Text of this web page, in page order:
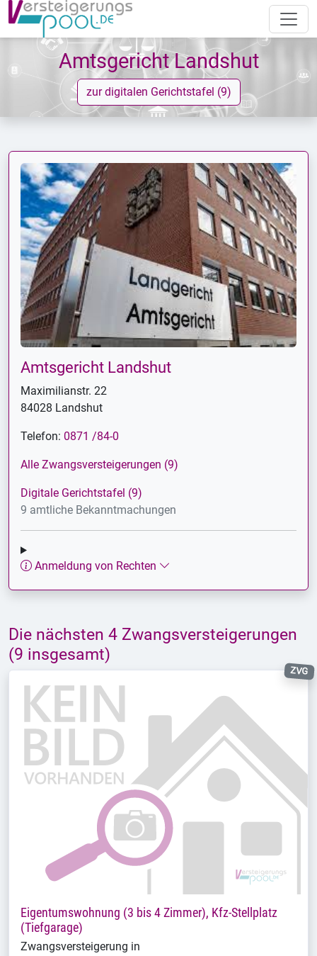
Amtsgericht Landshut
zur digitalen Gerichtstafel (9)
Die nächsten 4 Zwangsversteigerungen
(9 insgesamt)
ZVG
Eigentumswohnung (3 bis 4 Zimmer), Kfz-Stellplatz
(Tiefgarage)
Zwangsversteigerung in
Amtsgericht Landshut
Maximilianstr. 22
84028 Landshut
Telefon: 0871 /84-0
Alle Zwangsversteigerungen (9)
Digitale Gerichtstafel (9)
9 amtliche Bekanntmachungen
Anmeldung von Rechten